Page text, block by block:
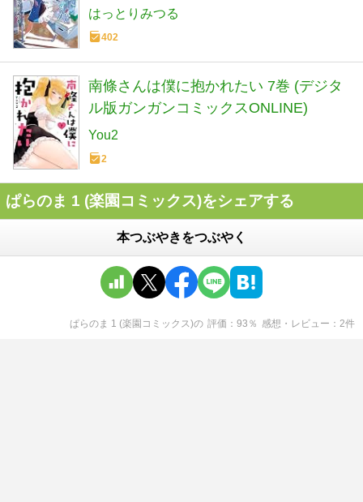
はっとりみつる
402
南條さんは僕に抱かれたい 7巻 (デジタ
ル版ガンガンコミックスONLINE)
You2
2
ぱらのま 1 (楽園コミックス)をシェアする
本つぶやきをつぶやく
ぱらのま 1 (楽園コミックス)の 評価 93 ％ 感想・レビュー 2件